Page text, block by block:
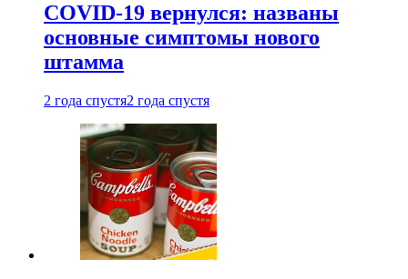
COVID-19 вернулся: названы
основные симптомы нового
штамма
2 года спустя2 года спустя